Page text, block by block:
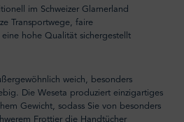
im Schweizer Glarnerland
Transportwege, faire
hohe Qualität sichergestellt
weich, besonders
Die Weseta produziert einzigartiges
Gewicht, sodass Sie von besonders
Frottier die Handtücher